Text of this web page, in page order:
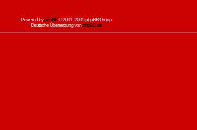
Powered byphpBB© 2001, 2005 phpBB Group
Deutsche Übersetzung vonphpBB.de